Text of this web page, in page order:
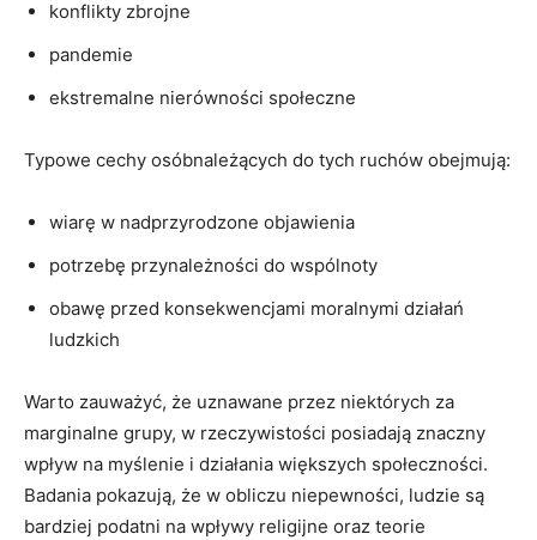
konflikty zbrojne
pandemie
ekstremalne nierówności społeczne
Typowe cechy osóbnależących do tych ruchów​ obejmują:
wiarę ‍w nadprzyrodzone⁣ objawienia
potrzebę przynależności‌ do wspólnoty
obawę przed​ konsekwencjami moralnymi działań
ludzkich
Warto zauważyć, że uznawane przez niektórych za
marginalne grupy, ‌w rzeczywistości posiadają znaczny⁣
wpływ⁣ na myślenie ⁤i działania większych⁣ społeczności.
⁣Badania pokazują, że ‌w obliczu⁢ niepewności, ludzie są
bardziej ⁣podatni na⁤ wpływy religijne oraz teorie‌